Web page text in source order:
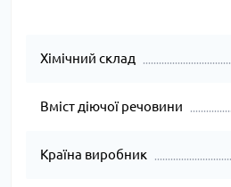
Хімічний склад
Вміст діючої речовини
Країна виробник